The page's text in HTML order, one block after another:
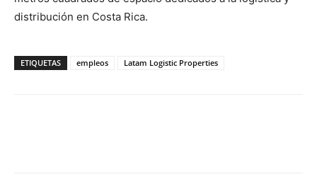
distribución en Costa Rica.
ETIQUETAS empleos Latam Logistic Properties